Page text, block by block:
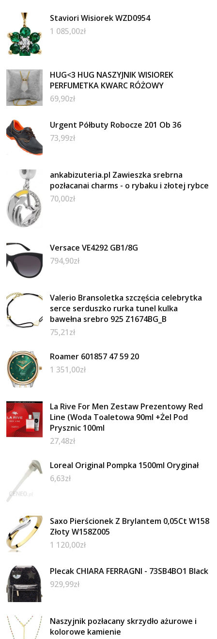
Staviori Wisiorek WZD0954
1 085,00zł
HUG<3 HUG NASZYJNIK WISIOREK
PERFUMETKA KWARC RÓŻOWY
69,90zł
Urgent Półbuty Robocze 201 Ob 36
73,99zł
ankabizuteria.pl Zawieszka srebrna
pozłacanai charms - o rybaku i złotej rybce
70,00zł
Versace VE4292 GB1/8G
794,90zł
Valerio Bransoletka szczęścia celebrytka
serce serduszko rurka tunel kulka
bawełna srebro 925 Z1674BG_B
75,21zł
Roamer 601857 47 59 20
1 351,00zł
La Rive For Men Zestaw Prezentowy Red
Line (Woda Toaletowa 90ml +Żel Pod
Prysznic 100ml
27,48zł
Loreal Original Pompka 1500ml Oryginał
6,63zł
Saxo Pierścionek Z Brylantem 0,05Ct W158
Złoty W158Z005
1 120,00zł
Plecak CHIARA FERRAGNI - 73SB4BO1 Black
929,99zł
Naszyjnik pozłacany skrzydło ażurowe i
kolorowe kamienie